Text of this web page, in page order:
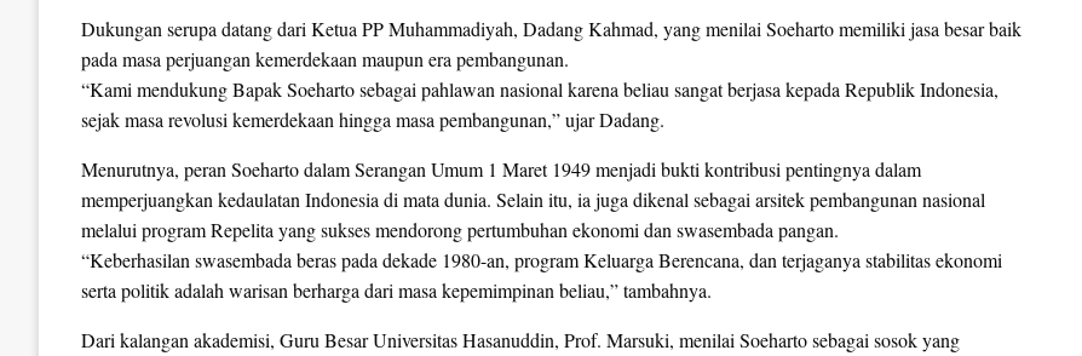
Dukungan serupa datang dari Ketua PP Muhammadiyah, Dadang Kahmad, yang menilai Soeharto memiliki jasa besar baik
pada masa perjuangan kemerdekaan maupun era pembangunan.
“Kami mendukung Bapak Soeharto sebagai pahlawan nasional karena beliau sangat berjasa kepada Republik Indonesia,
sejak masa revolusi kemerdekaan hingga masa pembangunan,” ujar Dadang.
Menurutnya, peran Soeharto dalam Serangan Umum 1 Maret 1949 menjadi bukti kontribusi pentingnya dalam
memperjuangkan kedaulatan Indonesia di mata dunia. Selain itu, ia juga dikenal sebagai arsitek pembangunan nasional
melalui program Repelita yang sukses mendorong pertumbuhan ekonomi dan swasembada pangan.
“Keberhasilan swasembada beras pada dekade 1980-an, program Keluarga Berencana, dan terjaganya stabilitas ekonomi
serta politik adalah warisan berharga dari masa kepemimpinan beliau,” tambahnya.
Dari kalangan akademisi, Guru Besar Universitas Hasanuddin, Prof. Marsuki, menilai Soeharto sebagai sosok yang